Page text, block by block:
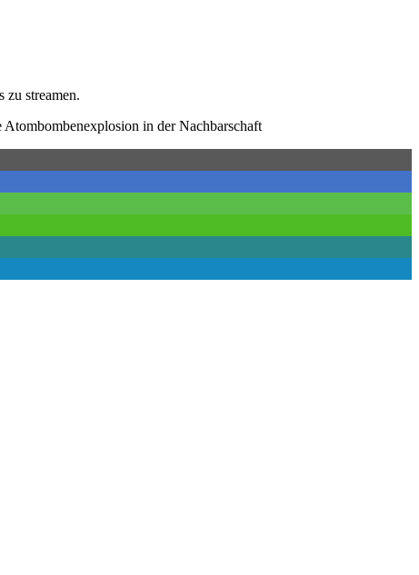
zu streamen.
Atombombenexplosion in der Nachbarschaft